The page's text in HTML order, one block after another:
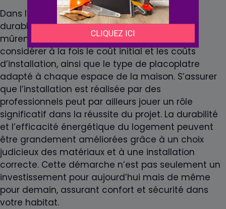
Dans l’optique d’une rénovation efficace et
durable, le choix du placoplatre doit être
mûrement réfléchi. Les propriétaires doivent
considérer à la fois le coût initial et les coûts
d’installation, ainsi que le type de placoplatre
adapté à chaque espace de la maison. S’assurer
que l’installation est réalisée par des
professionnels peut par ailleurs jouer un rôle
significatif dans la réussite du projet. La durabilité
et l’efficacité énergétique du logement peuvent
être grandement améliorées grâce à un choix
judicieux des matériaux et à une installation
correcte. Cette démarche n’est pas seulement un
investissement pour aujourd’hui mais de même
pour demain, assurant confort et sécurité dans
votre habitat.